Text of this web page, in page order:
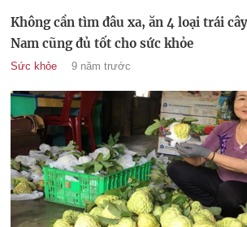
Không cần tìm đâu xa, ăn 4 loại trái
Nam cũng đủ tốt cho sức khỏe
Sức khỏe 9 năm trước